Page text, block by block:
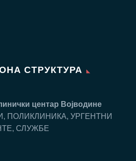
СТРУКТУРА
центар Воjводине
ПОЛИКЛИНИКА, УРГЕНТНИ
СЛУЖБЕ